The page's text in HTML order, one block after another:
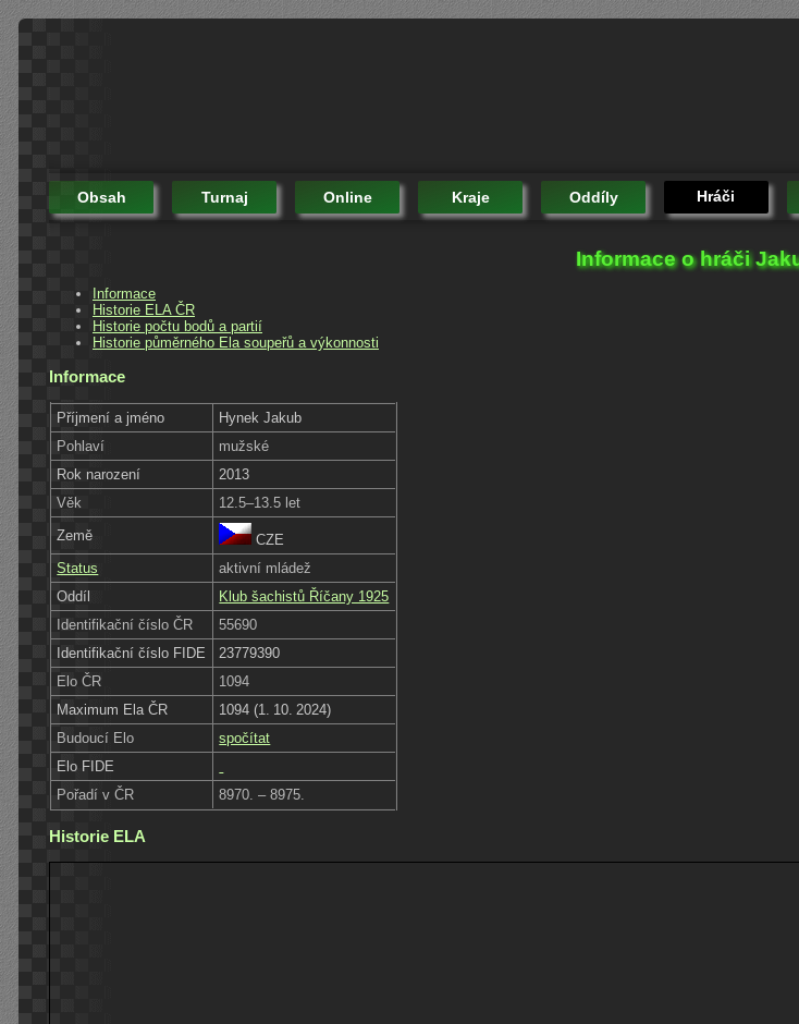
Obsah Turnaj Online Kraje Oddíly Hráči
Informace o hráči
Informace
Historie ELA ČR
Historie počtu bodů a partií
Historie půměrného Ela soupeřů a výkonnosti
Informace
Příjmení a jméno
Hynek Jakub
Pohlaví
mužské
Rok narození
2013
Věk
12.5–13.5 let
Země
CZE
Status
aktivní mládež
Oddíl
Klub šachistů Říčany 1925
Identifikační číslo ČR
55690
Identifikační číslo FIDE
23779390
Elo ČR
1094
Maximum Ela ČR
1094 (1. 10. 2024)
Budoucí Elo
spočítat
Elo FIDE
Pořadí v ČR
8970. – 8975.
Historie ELA